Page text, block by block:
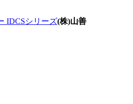
IDCSシリーズ(株)山善